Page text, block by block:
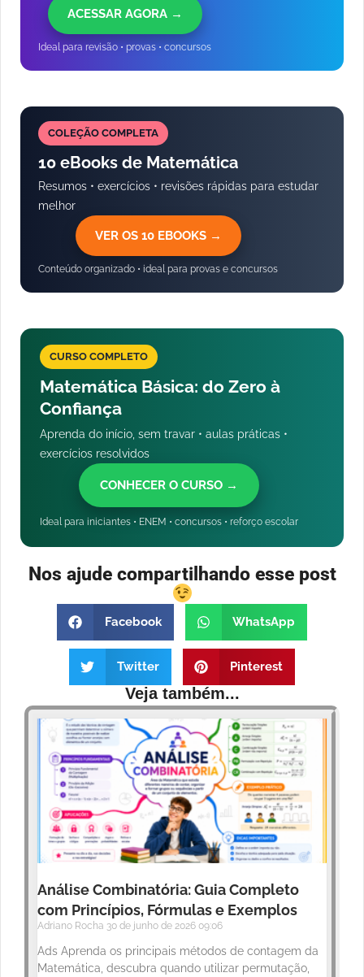
ACESSAR AGORA →
Ideal para revisão • provas • concursos
COLEÇÃO COMPLETA
10 eBooks de Matemática
Resumos • exercícios • revisões rápidas para estudar
melhor
VER OS 10 EBOOKS →
Conteúdo organizado • ideal para provas e concursos
CURSO COMPLETO
Matemática Básica: do Zero à
Confiança
Aprenda do início, sem travar • aulas práticas •
exercícios resolvidos
CONHECER O CURSO →
Ideal para iniciantes • ENEM • concursos • reforço escolar
Nos ajude compartilhando esse post
Facebook WhatsApp
Twitter Pinterest
Veja também...
Análise Combinatória: Guia Completo
com Princípios, Fórmulas e Exemplos
Adriano Rocha 30 de junho de 2026 09:06
Ads Aprenda os principais métodos de contagem da
Matemática, descubra quando utilizar permutação,